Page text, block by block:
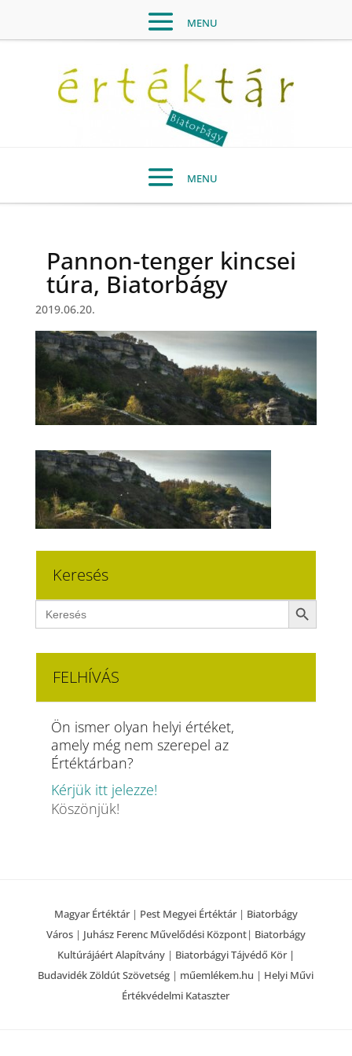
Pannon-tenger kincsei
túra, Biatorbágy
2019.06.20.
Keresés
Search
for:
Search Button
FELHÍVÁS
Ön ismer olyan helyi értéket,
amely még nem szerepel az
Értéktárban?
Kérjük itt jelezze!
Köszönjük!
Magyar Értéktár| Pest Megyei Értéktár| Biatorbágy
Város| Juhász Ferenc Művelődési Központ| Biatorbágy
Kultúrájáért Alapítvány| Biatorbágyi Tájvédő Kör |
Budavidék Zöldút Szövetség | műemlékem.hu | Helyi Művi
Értékvédelmi Kataszter